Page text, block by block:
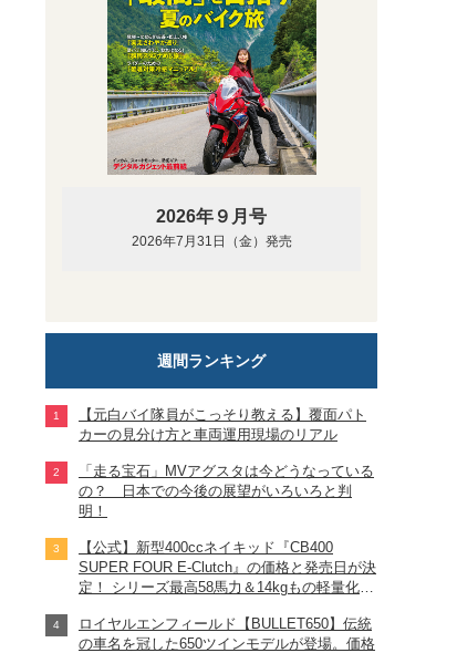
ここがダックス組み立てラインの終点。これでキック
2026年９月号
2026年7月31日（金）発売
週間ランキング
【元白バイ隊員がこっそり教える】覆面パト
カーの見分け方と車両運用現場のリアル
「走る宝石」MVアグスタは今どうなっている
の？ 日本での今後の展望がいろいろと判
明！
【公式】新型400ccネイキッド『CB400
SUPER FOUR E-Clutch』の価格と発売日が決
定！ シリーズ最高58馬力＆14kgもの軽量化!?
【Honda2026新車ニュース】
ロイヤルエンフィールド【BULLET650】伝統
の車名を冠した650ツインモデルが登場。価格